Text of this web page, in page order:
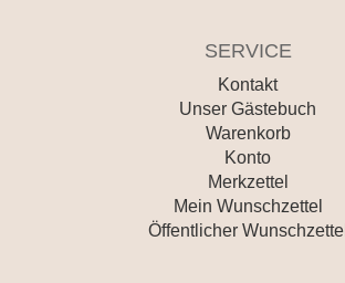
SERVICE
Kontakt
Unser Gästebuch
Warenkorb
Konto
Merkzettel
Mein Wunschzettel
Öffentlicher Wunschzettel